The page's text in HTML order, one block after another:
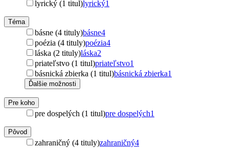
lyrický (1 titul)lyrický1
Téma
básne (4 tituly)básne4
poézia (4 tituly)poézia4
láska (2 tituly)láska2
priateľstvo (1 titul)priateľstvo1
básnická zbierka (1 titul)básnická zbierka1
Ďalšie možnosti
Pre koho
pre dospelých (1 titul)pre dospelých1
Pôvod
zahraničný (4 tituly)zahraničný4